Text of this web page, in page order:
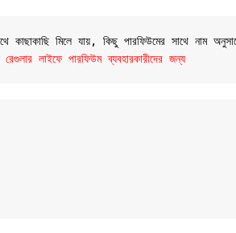
কাছাকাছি মিলে যায়, কিছু পারফিউমের সাথে নাম
লাইফে পারফিউম ব্যবহারকারীদের জন্য